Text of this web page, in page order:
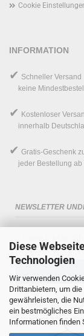
Diese
Technologien
Wir verwenden
Drittanbietern, um
gewährleisten, die
ein bestmögliches
Informationen finden
Cookie
INFORMATION
✔ Schneller Versand
keine
✔ Kostenloser
innerhalb
✔ Gratis-Geschenk
jeder Bestellung ab
NEWSLETTER